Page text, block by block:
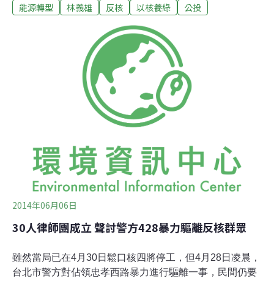
公投16案應投「不同意」。林義雄與「人民作主志工團」
明。他們表示，對於公投第16案，「您是否同意：廢除電
業法第95條第1項，即廢除『核能發電設備應於中華民國
114年以前，全部停止運轉』之條文？」是一項企圖讓核
電死灰復燃，並造成綠能發展滯延遲緩的公投案。若通
過，則台灣人民追求多年的2025「非核家園」願景，將前
功盡棄，毀於一旦。聲明強調，台灣人民花了30幾年的時
間，才達成廢核四與2025非核家園目的共識。這個艱辛達
案所推翻。在這個關鍵時刻，再度誠懇呼籲關懷家園的民
眾和政黨，呼朋引伴以
能源轉型 林義雄 反核 以核養綠 公投
2014年06月06日
30人律師團成立 聲討警方428暴力驅離反核群眾
雖然當局已在4月30日鬆口核四將停工，但4月28日凌晨，
台北市警方對佔領忠孝西路暴力進行驅離一事，民間仍要